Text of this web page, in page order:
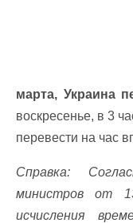
марта, Украина
воскресенье, в 3
перевести на час
Справка:
министров от
иcчисления